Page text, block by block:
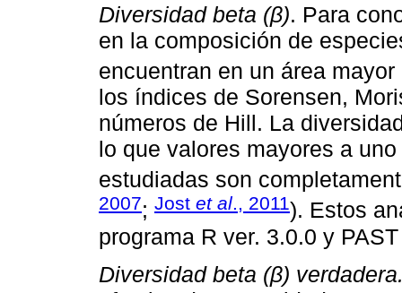
Diversidad beta (β). Para
en la composición de
encuentran en un área mayor
los índices de Sorensen,
números de Hill. La
lo que valores mayores a
estudiadas son
2007; Jost et al., 2011). Estos
programa R ver. 3.0.0 y
Diversidad beta (β)